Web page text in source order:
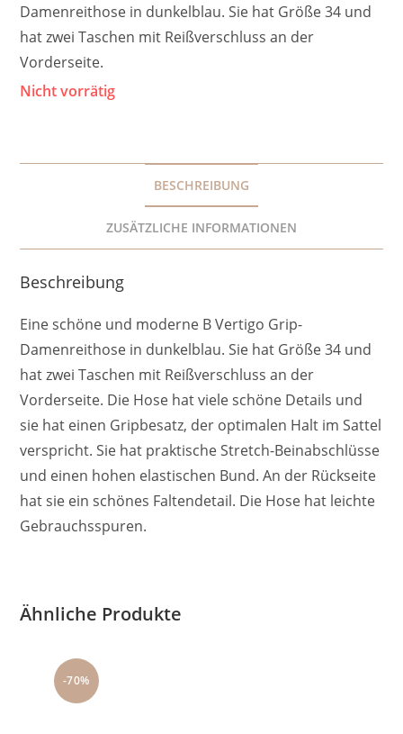
Damenreithose in dunkelblau. Sie hat Größe 34 und
hat zwei Taschen mit Reißverschluss an der
Vorderseite.
Nicht vorrätig
BESCHREIBUNG
ZUSÄTZLICHE INFORMATIONEN
Beschreibung
Eine schöne und moderne B Vertigo Grip-
Damenreithose in dunkelblau. Sie hat Größe 34 und
hat zwei Taschen mit Reißverschluss an der
Vorderseite. Die Hose hat viele schöne Details und
sie hat einen Gripbesatz, der optimalen Halt im Sattel
verspricht. Sie hat praktische Stretch-Beinabschlüsse
und einen hohen elastischen Bund. An der Rückseite
hat sie ein schönes Faltendetail. Die Hose hat leichte
Gebrauchsspuren.
Ähnliche Produkte
-70%